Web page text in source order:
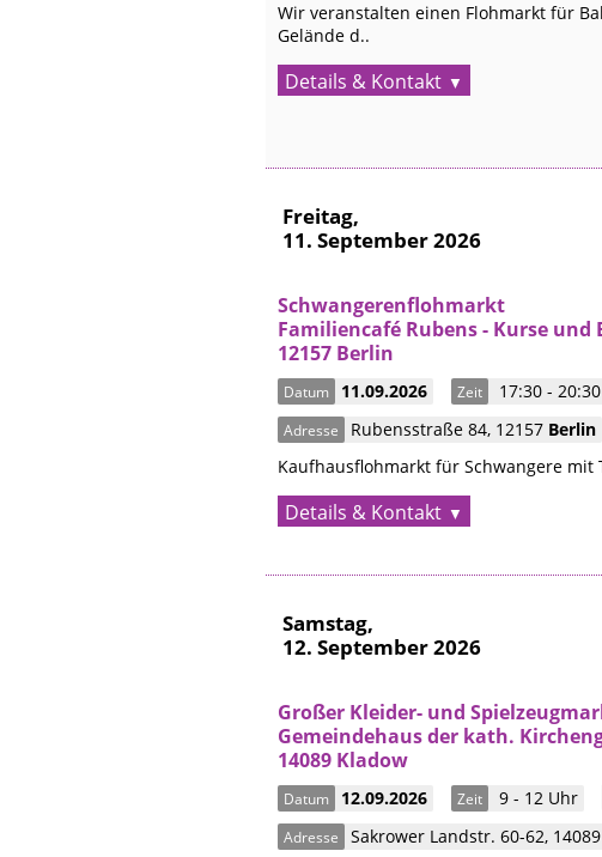
Wir veranstalten einen Flohmarkt für
Gelände d..
Details & Kontakt
Freitag,
11. September 2026
Schwangerenflohmarkt
Familiencafé Rubens - Kurse und
12157 Berlin
Datum 11.09.2026 Zeit 17:30 -
Adresse Rubensstraße 84, 12157 Berlin
Kaufhausflohmarkt für Schwangere
Details & Kontakt
Samstag,
12. September 2026
Großer Kleider- und
Gemeindehaus der kath.
14089 Kladow
Datum 12.09.2026 Zeit 9 - 12 Uhr
Adresse Sakrower Landstr. 60-62, 14089